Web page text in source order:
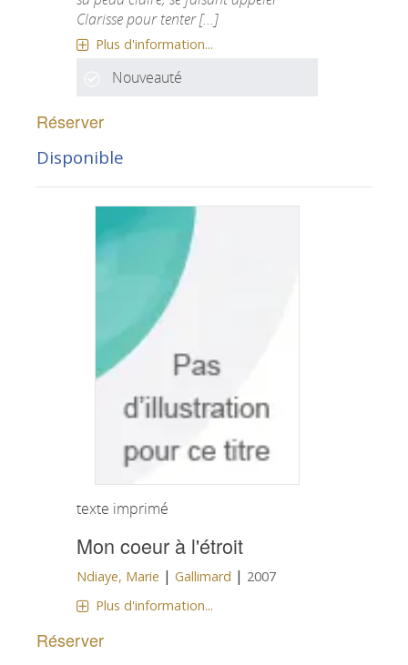
Clarisse pour tenter [...]
Plus d'information...
Nouveauté
Réserver
Disponible
texte imprimé
Mon coeur à l'étroit
Ndiaye, Marie |Gallimard | 2007
Plus d'information...
Réserver